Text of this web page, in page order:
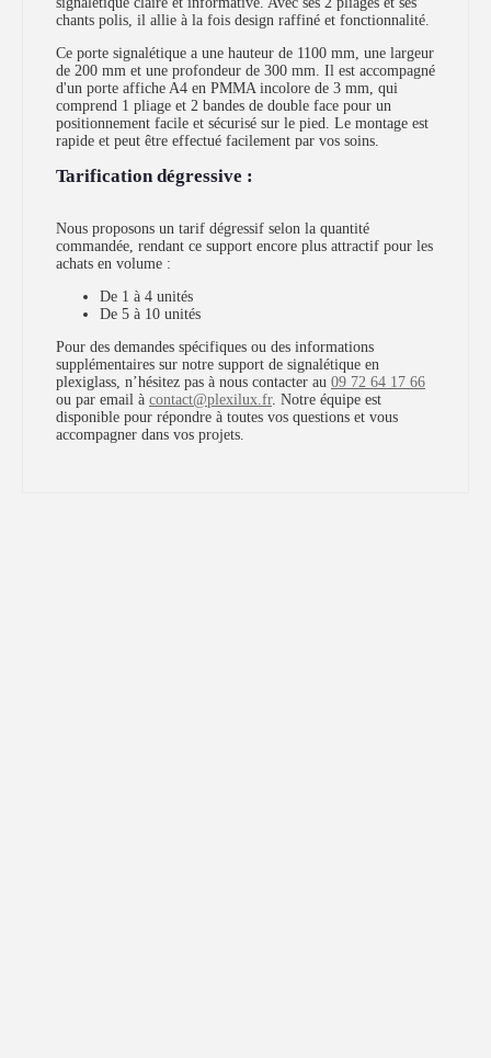
chants polis, il allie à la fois design raffiné et fonctionnalité.
Ce porte signalétique a une hauteur de 1100 mm, une largeur
de 200 mm et une profondeur de 300 mm. Il est accompagné
d'un porte affiche A4 en PMMA incolore de 3 mm, qui
comprend 1 pliage et 2 bandes de double face pour un
positionnement facile et sécurisé sur le pied. Le montage est
rapide et peut être effectué facilement par vos soins.
Tarification dégressive :
Nous proposons un tarif dégressif selon la quantité
commandée, rendant ce support encore plus attractif pour les
achats en volume :
De 1 à 4 unités
De 5 à 10 unités
Pour des demandes spécifiques ou des informations
supplémentaires sur notre support de signalétique en
plexiglass, n’hésitez pas à nous contacter au 09 72 64 17 66
ou par email à contact@plexilux.fr. Notre équipe est
disponible pour répondre à toutes vos questions et vous
accompagner dans vos projets.